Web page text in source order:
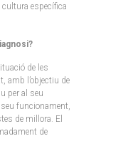
específica
de les
amb l’objectiu de
per al seu
funcionament,
de millora. El
de